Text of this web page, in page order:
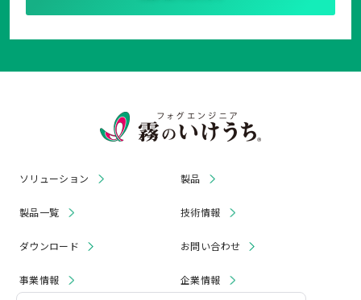
ソリューション 製品
製品一覧 技術情報
ダウンロード お問い合わせ
事業情報 企業情報